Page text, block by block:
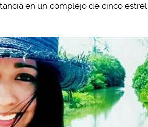
en un complejo de cinco